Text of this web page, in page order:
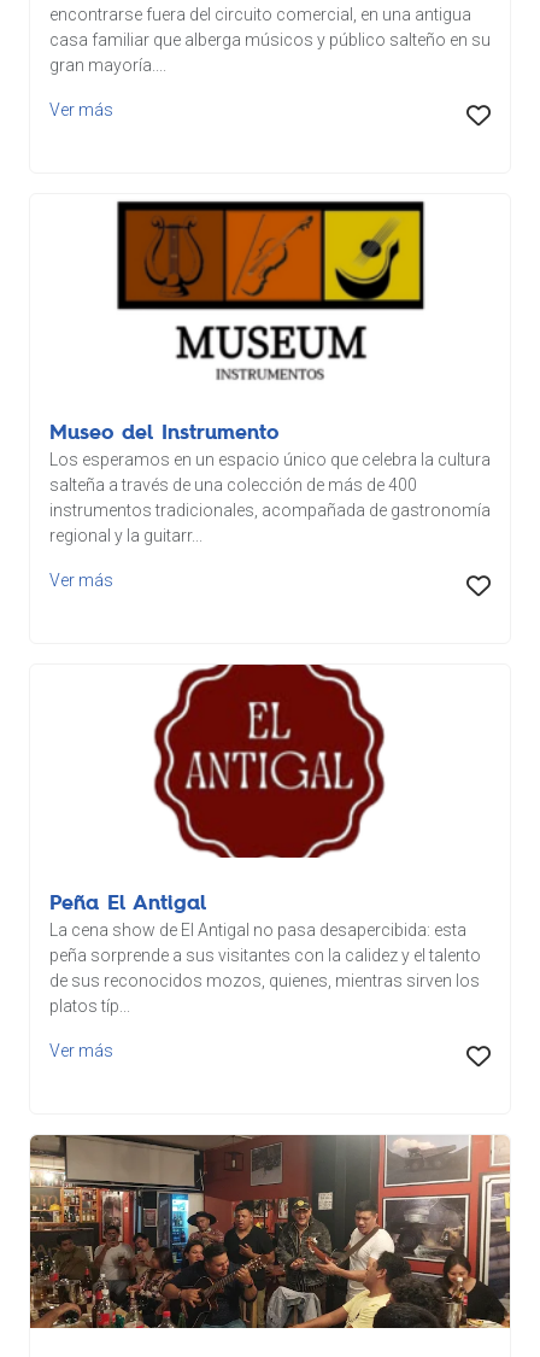
encontrarse fuera del circuito comercial, en una antigua
casa familiar que alberga músicos y público salteño en su
gran mayoría....
Ver más
Museo del Instrumento
Los esperamos en un espacio único que celebra la cultura
salteña a través de una colección de más de 400
instrumentos tradicionales, acompañada de gastronomía
regional y la guitarr...
Ver más
Peña El Antigal
La cena show de El Antigal no pasa desapercibida: esta
peña sorprende a sus visitantes con la calidez y el talento
de sus reconocidos mozos, quienes, mientras sirven los
platos típ...
Ver más